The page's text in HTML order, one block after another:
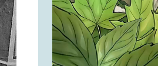
18.09.2019
Leben
#2.49